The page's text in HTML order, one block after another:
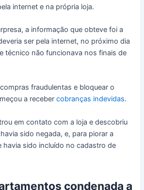
internet e na própria loja.
a informação que obteve foi a
ser pela internet, no próximo dia
técnico não funcionava nos finais de
fraudulentas e bloquear o
a recebercobranças indevidas.
em contato com a loja e descobriu
sido negada, e, para piorar a
havia sido incluído no cadastro de
condenada a